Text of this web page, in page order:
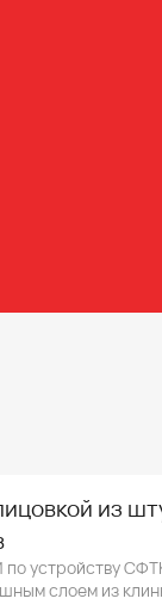
из
устройству
слоем из